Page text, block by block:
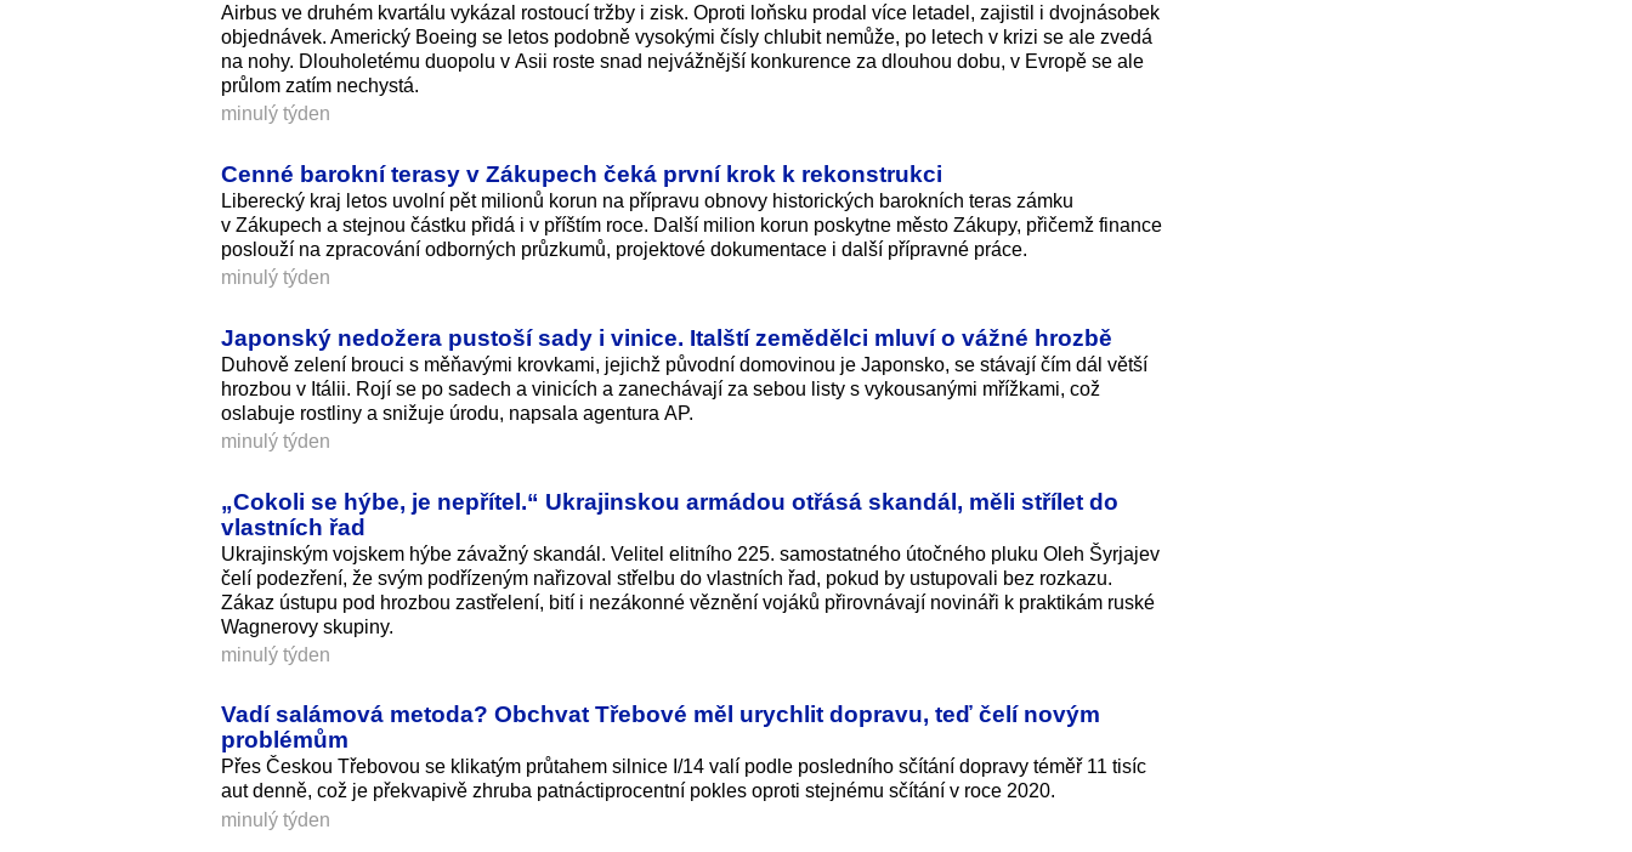
Airbus ve druhém kvartálu vykázal rostoucí tržby i zisk. Oproti loňsku prodal více letadel, zajistil i dvojnásobek
objednávek. Americký Boeing se letos podobně vysokými čísly chlubit nemůže, po letech v krizi se ale zvedá
na nohy. Dlouholetému duopolu v Asii roste snad nejvážnější konkurence za dlouhou dobu, v Evropě se ale
průlom zatím nechystá.
minulý týden
Cenné barokní terasy v Zákupech čeká první krok k rekonstrukci
Liberecký kraj letos uvolní pět milionů korun na přípravu obnovy historických barokních teras zámku
v Zákupech a stejnou částku přidá i v příštím roce. Další milion korun poskytne město Zákupy, přičemž finance
poslouží na zpracování odborných průzkumů, projektové dokumentace i další přípravné práce.
minulý týden
Japonský nedožera pustoší sady i vinice. Italští zemědělci mluví o vážné hrozbě
Duhově zelení brouci s měňavými krovkami, jejichž původní domovinou je Japonsko, se stávají čím dál větší
hrozbou v Itálii. Rojí se po sadech a vinicích a zanechávají za sebou listy s vykousanými mřížkami, což
oslabuje rostliny a snižuje úrodu, napsala agentura AP.
minulý týden
„Cokoli se hýbe, je nepřítel.“ Ukrajinskou armádou otřásá skandál, měli střílet do
vlastních řad
Ukrajinským vojskem hýbe závažný skandál. Velitel elitního 225. samostatného útočného pluku Oleh Šyrjajev
čelí podezření, že svým podřízeným nařizoval střelbu do vlastních řad, pokud by ustupovali bez rozkazu.
Zákaz ústupu pod hrozbou zastřelení, bití i nezákonné věznění vojáků přirovnávají novináři k praktikám ruské
Wagnerovy skupiny.
minulý týden
Vadí salámová metoda? Obchvat Třebové měl urychlit dopravu, teď čelí novým
problémům
Přes Českou Třebovou se klikatým průtahem silnice I/14 valí podle posledního sčítání dopravy téměř 11 tisíc
aut denně, což je překvapivě zhruba patnáctiprocentní pokles oproti stejnému sčítání v roce 2020.
minulý týden